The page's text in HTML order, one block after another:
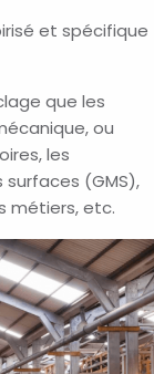
et spécifique
que les
ou
les
(GMS),
métiers, etc.